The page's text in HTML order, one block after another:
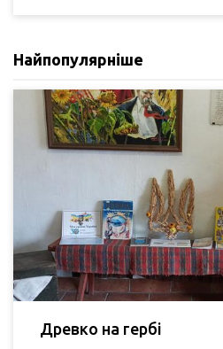
Найпопулярніше
Древко на гербі